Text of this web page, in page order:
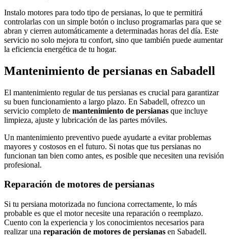
Instalo motores para todo tipo de persianas, lo que te permitirá
controlarlas con un simple botón o incluso programarlas para que se
abran y cierren automáticamente a determinadas horas del día. Este
servicio no solo mejora tu confort, sino que también puede aumentar
la eficiencia energética de tu hogar.
Mantenimiento de persianas en Sabadell
El mantenimiento regular de tus persianas es crucial para garantizar
su buen funcionamiento a largo plazo. En Sabadell, ofrezco un
servicio completo de mantenimiento de persianas que incluye
limpieza, ajuste y lubricación de las partes móviles.
Un mantenimiento preventivo puede ayudarte a evitar problemas
mayores y costosos en el futuro. Si notas que tus persianas no
funcionan tan bien como antes, es posible que necesiten una revisión
profesional.
Reparación de motores de persianas
Si tu persiana motorizada no funciona correctamente, lo más
probable es que el motor necesite una reparación o reemplazo.
Cuento con la experiencia y los conocimientos necesarios para
realizar una reparación de motores de persianas en Sabadell.